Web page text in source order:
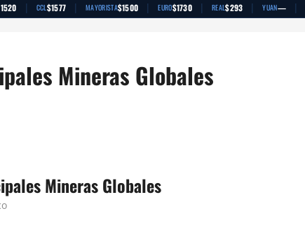
| CCL$1577 | MAYORISTA$1500 | EURO$1730 | REAL$293 | YUAN— |
Mineras Globales
Mineras Globales